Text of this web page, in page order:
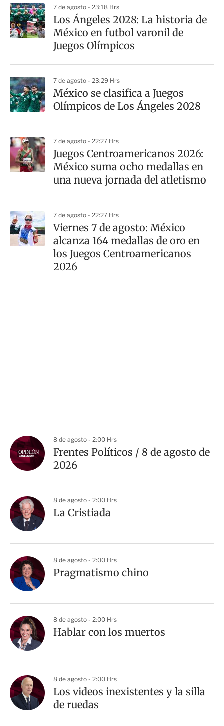
7 de agosto - 23:18 Hrs
Los Ángeles 2028: La historia de
México en futbol varonil de
Juegos Olímpicos
7 de agosto - 23:29 Hrs
México se clasifica a Juegos
Olímpicos de Los Ángeles 2028
7 de agosto - 22:27 Hrs
Juegos Centroamericanos 2026:
México suma ocho medallas en
una nueva jornada del atletismo
7 de agosto - 22:27 Hrs
Viernes 7 de agosto: México
alcanza 164 medallas de oro en
los Juegos Centroamericanos
2026
8 de agosto - 2:00 Hrs
Frentes Políticos / 8 de agosto de
2026
8 de agosto - 2:00 Hrs
La Cristiada
8 de agosto - 2:00 Hrs
Pragmatismo chino
8 de agosto - 2:00 Hrs
Hablar con los muertos
8 de agosto - 2:00 Hrs
Los videos inexistentes y la silla
de ruedas